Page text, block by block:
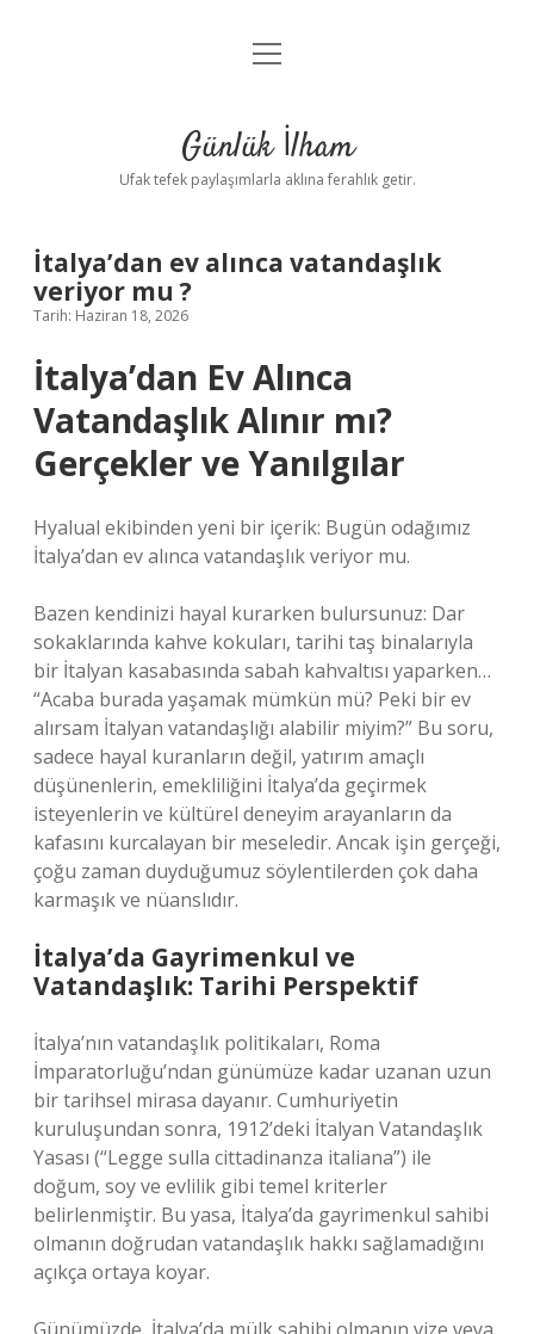
Anasayfa
Yasal Uyarı
menüyü
Günlük İlham
Ufak tefek paylaşımlarla aklına ferahlık getir.
İtalya’dan ev alınca vatandaşlık
veriyor mu ?
Tarih: Haziran 18, 2026
İtalya’dan Ev Alınca
Vatandaşlık Alınır mı?
Gerçekler ve Yanılgılar
Hyalual ekibinden yeni bir içerik: Bugün odağımız
İtalya’dan ev alınca vatandaşlık veriyor mu.
Bazen kendinizi hayal kurarken bulursunuz: Dar
sokaklarında kahve kokuları, tarihi taş binalarıyla
bir İtalyan kasabasında sabah kahvaltısı yaparken…
“Acaba burada yaşamak mümkün mü? Peki bir ev
alırsam İtalyan vatandaşlığı alabilir miyim?” Bu soru,
sadece hayal kuranların değil, yatırım amaçlı
düşünenlerin, emekliliğini İtalya’da geçirmek
isteyenlerin ve kültürel deneyim arayanların da
kafasını kurcalayan bir meseledir. Ancak işin gerçeği,
çoğu zaman duyduğumuz söylentilerden çok daha
karmaşık ve nüanslıdır.
İtalya’da Gayrimenkul ve
Vatandaşlık: Tarihi Perspektif
İtalya’nın vatandaşlık politikaları, Roma
İmparatorluğu’ndan günümüze kadar uzanan uzun
bir tarihsel mirasa dayanır. Cumhuriyetin
kuruluşundan sonra, 1912’deki İtalyan Vatandaşlık
Yasası (“Legge sulla cittadinanza italiana”) ile
doğum, soy ve evlilik gibi temel kriterler
belirlenmiştir. Bu yasa, İtalya’da gayrimenkul sahibi
olmanın doğrudan vatandaşlık hakkı sağlamadığını
açıkça ortaya koyar.